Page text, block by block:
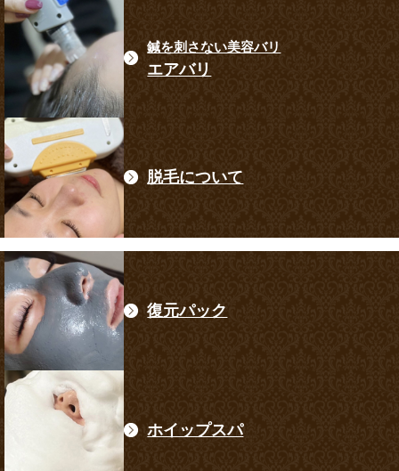
鍼を刺さない美容バリ
エアバリ
脱毛について
復元パック
ホイップスパ